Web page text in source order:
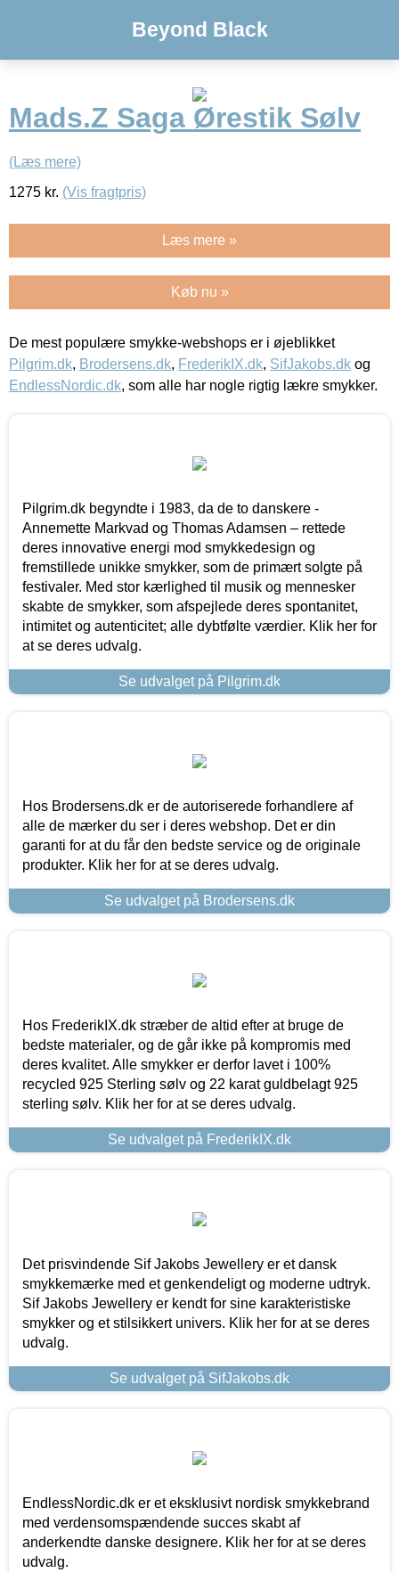
Beyond Black
Mads.Z Saga Ørestik Sølv
(Læs mere)
1275 kr. (Vis fragtpris)
Læs mere »
Køb nu »
De mest populære smykke-webshops er i øjeblikket
Pilgrim.dk, Brodersens.dk, FrederikIX.dk, SifJakobs.dk og
EndlessNordic.dk, som alle har nogle rigtig lækre smykker.
Pilgrim.dk begyndte i 1983, da de to danskere -
Annemette Markvad og Thomas Adamsen – rettede
deres innovative energi mod smykkedesign og
fremstillede unikke smykker, som de primært solgte på
festivaler. Med stor kærlighed til musik og mennesker
skabte de smykker, som afspejlede deres spontanitet,
intimitet og autenticitet; alle dybtfølte værdier. Klik her for
at se deres udvalg.
Se udvalget på Pilgrim.dk
Hos Brodersens.dk er de autoriserede forhandlere af
alle de mærker du ser i deres webshop. Det er din
garanti for at du får den bedste service og de originale
produkter. Klik her for at se deres udvalg.
Se udvalget på Brodersens.dk
Hos FrederikIX.dk stræber de altid efter at bruge de
bedste materialer, og de går ikke på kompromis med
deres kvalitet. Alle smykker er derfor lavet i 100%
recycled 925 Sterling sølv og 22 karat guldbelagt 925
sterling sølv. Klik her for at se deres udvalg.
Se udvalget på FrederikIX.dk
Det prisvindende Sif Jakobs Jewellery er et dansk
smykkemærke med et genkendeligt og moderne udtryk.
Sif Jakobs Jewellery er kendt for sine karakteristiske
smykker og et stilsikkert univers. Klik her for at se deres
udvalg.
Se udvalget på SifJakobs.dk
EndlessNordic.dk er et eksklusivt nordisk smykkebrand
med verdensomspændende succes skabt af
anderkendte danske designere. Klik her for at se deres
udvalg.